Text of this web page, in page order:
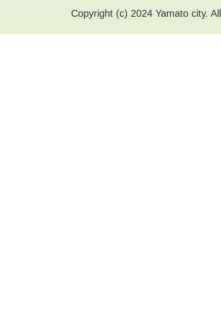
Copyright (c) 2024 Yamato city.